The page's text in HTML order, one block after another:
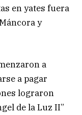
en yates fuera
y
a
a pagar
lograron
de la Luz II”